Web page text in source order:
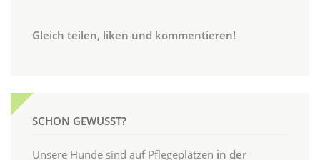
Gleich teilen, liken und kommentieren!
SCHON GEWUSST?
Unsere Hunde sind auf Pflegeplätzen in der